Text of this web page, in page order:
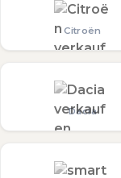
Citroën
Dacia